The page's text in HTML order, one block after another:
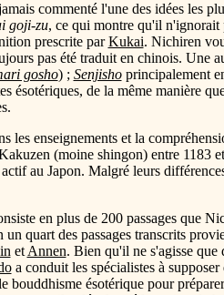
commenté l'une des idées les
goji-zu, ce qui montre qu'il n'ignorait
prescrite parKukai. Nichiren
pas été traduit en chinois. Une
gosho) ; Senjisho principalement
ésotériques, de la même manière
les enseignements et la
(moine shingon) entre 1183
actif au Japon. Malgré leurs
en plus de 200 passages que
quart des passages transcrits
et Annen. Bien qu'il ne s'agisse que
a conduit les spécialistes à supposer
bouddhisme ésotérique pour